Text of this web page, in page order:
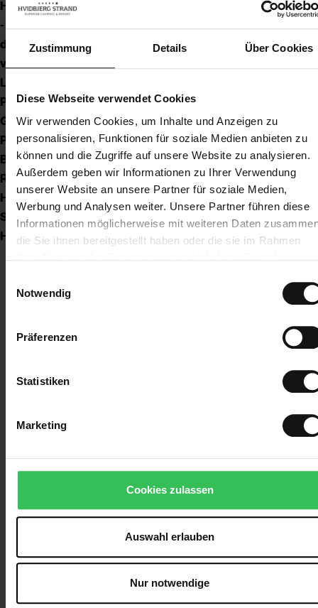
Zustimmung Details Über Cookies
Diese Webseite verwendet Cookies
Wir verwenden Cookies, um Inhalte und Anzeigen zu
personalisieren, Funktionen für soziale Medien anbieten zu
können und die Zugriffe auf unsere Website zu analysieren.
Außerdem geben wir Informationen zu Ihrer Verwendung
unserer Website an unsere Partner für soziale Medien,
Werbung und Analysen weiter. Unsere Partner führen diese
Informationen möglicherweise mit weiteren Daten
die Sie ihnen bereitgestellt haben oder die sie im Rahmen
weiterhin nutzen.
Notwendig
Präferenzen
Statistiken
Marketing
Cookies zulassen
Auswahl erlauben
Nur notwendige
Hunger kommt.
- Wählen Sie aus
drei
verschiedenen
Lokalen von
Pizzeria bis
Gourmet:
Pizzeria Monte
Bianco,
Restaurant
Hvidbjerg
Strand und
Høfde 4.
Das Restaurant Hvidbjerg Strand bietet
sowohl für den kleinen als auch für den
großen Appetit etwas. Gut zubereitetes
Essen mit Flair und Seele - basierend
Restaurant Hvidbjerg